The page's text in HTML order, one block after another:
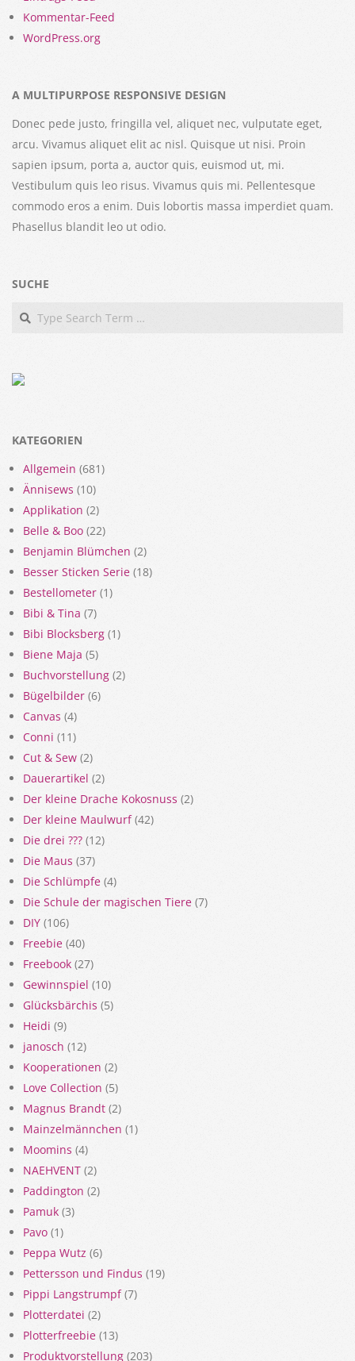
Kommentar-Feed
WordPress.org
A MULTIPURPOSE RESPONSIVE DESIGN
Donec pede justo, fringilla vel, aliquet nec, vulputate eget,
arcu. Vivamus aliquet elit ac nisl. Quisque ut nisi. Proin
sapien ipsum, porta a, auctor quis, euismod ut, mi.
Vestibulum quis leo risus. Vivamus quis mi. Pellentesque
commodo eros a enim. Duis lobortis massa imperdiet quam.
Phasellus blandit leo ut odio.
SUCHE
Search
KATEGORIEN
Allgemein (681)
Ännisews (10)
Applikation (2)
Belle & Boo (22)
Benjamin Blümchen (2)
Besser Sticken Serie (18)
Bestellometer (1)
Bibi & Tina (7)
Bibi Blocksberg (1)
Biene Maja (5)
Buchvorstellung (2)
Bügelbilder (6)
Canvas (4)
Conni (11)
Cut & Sew (2)
Dauerartikel (2)
Der kleine Drache Kokosnuss (2)
Der kleine Maulwurf(42)
Die drei ??? (12)
Die Maus (37)
Die Schlümpfe (4)
Die Schule der magischen Tiere (7)
DIY (106)
Freebie (40)
Freebook (27)
Gewinnspiel (10)
Glücksbärchis (5)
Heidi (9)
janosch (12)
Kooperationen (2)
Love Collection (5)
Magnus Brandt (2)
Mainzelmännchen (1)
Moomins (4)
NAEHVENT (2)
Paddington (2)
Pamuk (3)
Pavo (1)
Peppa Wutz (6)
Pettersson und Findus (19)
Pippi Langstrumpf(7)
Plotterdatei (2)
Plotterfreebie (13)
Produktvorstellung (203)